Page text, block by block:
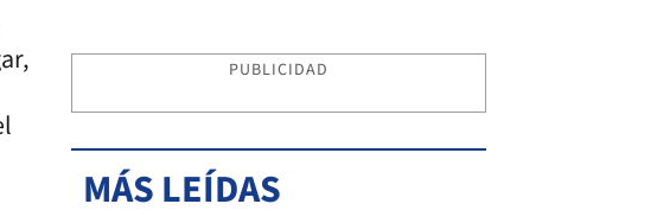
PUBLICIDAD
MÁS LEÍDAS